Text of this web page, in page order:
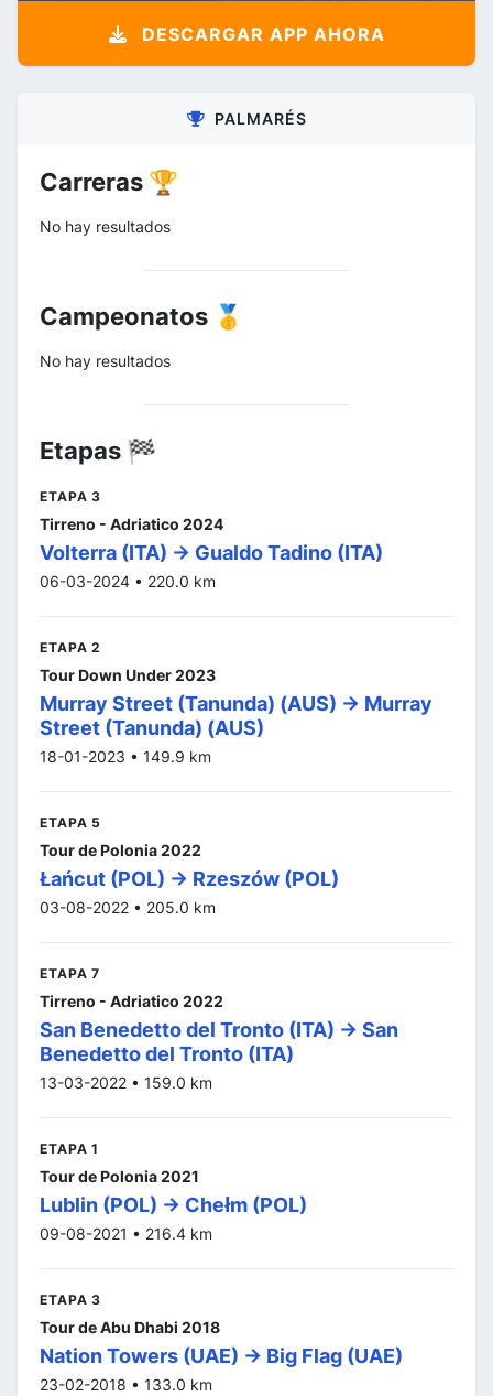
DESCARGAR APP AHORA
PALMARÉS
Carreras 🏆
No hay resultados
Campeonatos 🥇
No hay resultados
Etapas 🏁
ETAPA 3
Tirreno - Adriatico 2024
Volterra (ITA) -> Gualdo Tadino (ITA)
06-03-2024 • 220.0 km
ETAPA 2
Tour Down Under 2023
Murray Street (Tanunda) (AUS) -> Murray
Street (Tanunda) (AUS)
18-01-2023 • 149.9 km
ETAPA 5
Tour de Polonia 2022
Łańcut (POL) -> Rzeszów (POL)
03-08-2022 • 205.0 km
ETAPA 7
Tirreno - Adriatico 2022
San Benedetto del Tronto (ITA) -> San
Benedetto del Tronto (ITA)
13-03-2022 • 159.0 km
ETAPA 1
Tour de Polonia 2021
Lublin (POL) -> Chełm (POL)
09-08-2021 • 216.4 km
ETAPA 3
Tour de Abu Dhabi 2018
Nation Towers (UAE) -> Big Flag (UAE)
23-02-2018 • 133.0 km